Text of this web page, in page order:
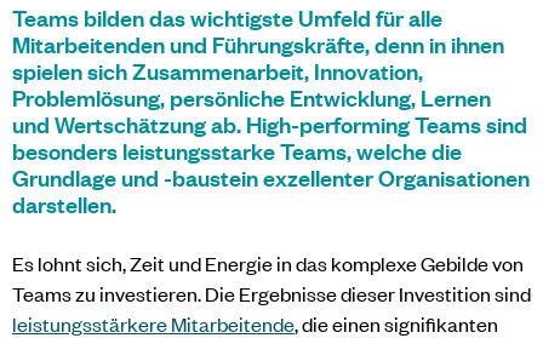
Teams bilden das wichtigste Umfeld für alle
Mitarbeitenden und Führungskräfte, denn in ihnen
spielen sich Zusammenarbeit, Innovation,
Problemlösung, persönliche Entwicklung, Lernen
und Wertschätzung ab. High-performing Teams sind
besonders leistungsstarke Teams, welche die
Grundlage und -baustein exzellenter Organisationen
darstellen.
Es lohnt sich, Zeit und Energie in das komplexe Gebilde von
Teams zu investieren. Die Ergebnisse dieser Investition sind
leistungsstärkere Mitarbeitende, die einen signifikanten